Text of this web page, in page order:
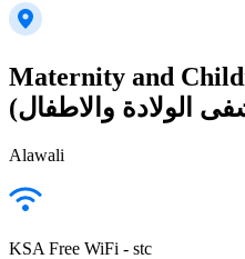
Maternity and
Alawali
KSA Free WiFi - stc